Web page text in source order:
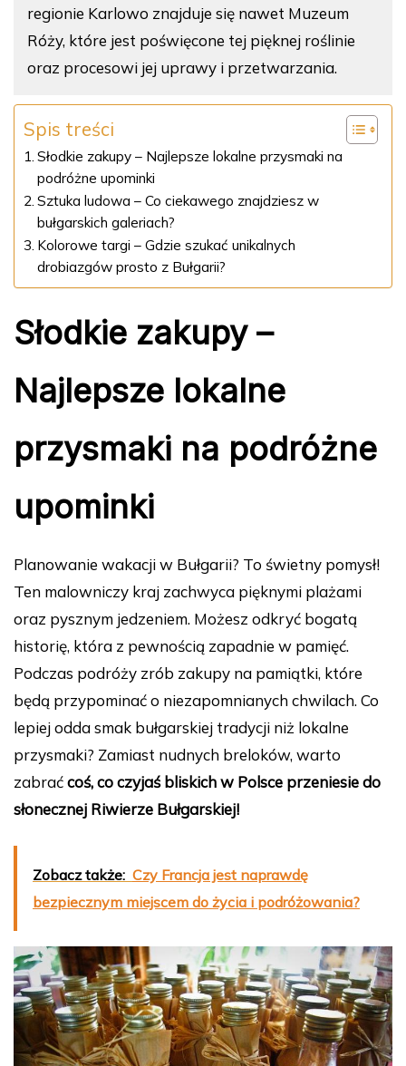
regionie Karlowo znajduje się nawet Muzeum
Róży, które jest poświęcone tej pięknej roślinie
oraz procesowi jej uprawy i przetwarzania.
Spis treści
Słodkie zakupy – Najlepsze lokalne przysmaki na
podróżne upominki
Sztuka ludowa – Co ciekawego znajdziesz w
bułgarskich galeriach?
Kolorowe targi – Gdzie szukać unikalnych
drobiazgów prosto z Bułgarii?
Słodkie zakupy –
Najlepsze lokalne
przysmaki na podróżne
upominki
Planowanie wakacji w Bułgarii? To świetny pomysł!
Ten malowniczy kraj zachwyca pięknymi plażami
oraz pysznym jedzeniem. Możesz odkryć bogatą
historię, która z pewnością zapadnie w pamięć.
Podczas podróży zrób zakupy na pamiątki, które
będą przypominać o niezapomnianych chwilach. Co
lepiej odda smak bułgarskiej tradycji niż lokalne
przysmaki? Zamiast nudnych breloków, warto
zabraćcoś, co czyjaś bliskich w Polsce przeniesie do
słonecznej Riwierze Bułgarskiej!
Zobacz także: Czy Francja jest naprawdę
bezpiecznym miejscem do życia i podróżowania?